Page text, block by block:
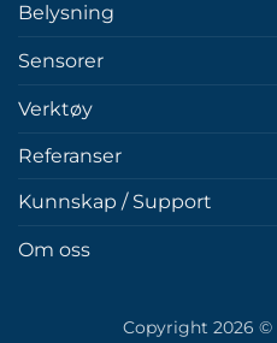
Belysning
Sensorer
Verktøy
Referanser
Kunnskap / Support
Om oss
Copyright 2026 ©